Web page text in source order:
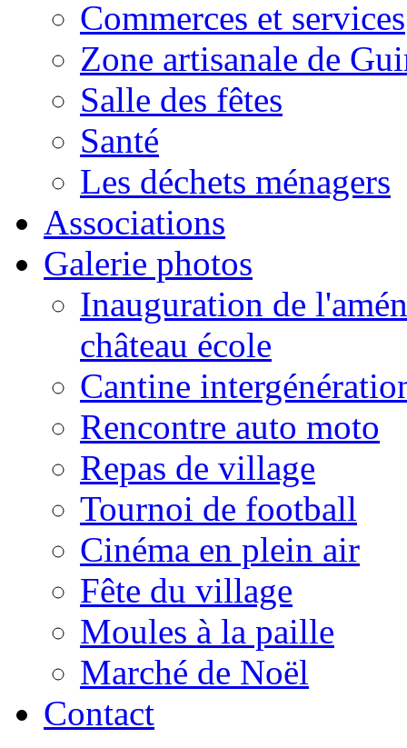
Commerces et services
Zone artisanale de
Salle des fêtes
Santé
Les déchets ménagers
Associations
Galerie photos
Inauguration de
château école
Cantine
Rencontre auto moto
Repas de village
Tournoi de football
Cinéma en plein air
Fête du village
Moules à la paille
Marché de Noël
Contact